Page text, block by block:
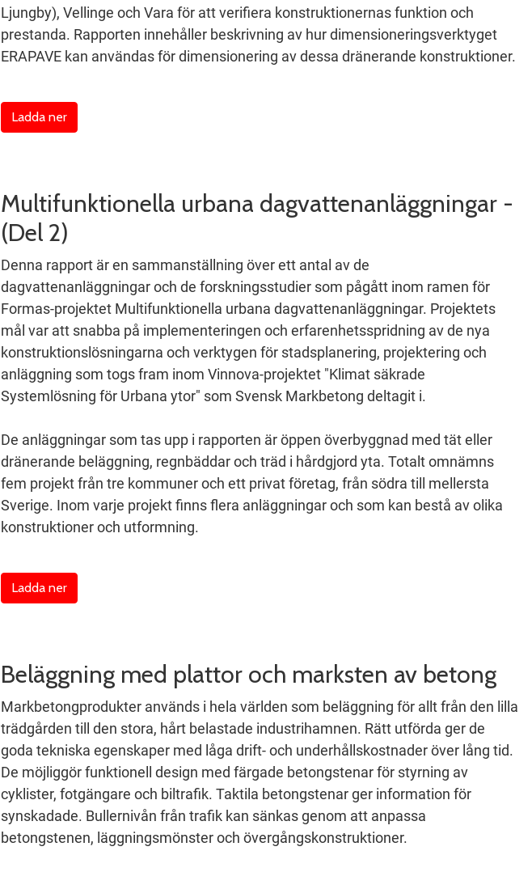
Ljungby), Vellinge och Vara för att verifiera konstruktionernas funktion och
prestanda. Rapporten innehåller beskrivning av hur dimensioneringsverktyget
ERAPAVE kan användas för dimensionering av dessa dränerande konstruktioner.
Ladda ner
Multifunktionella urbana dagvattenanläggningar -
(Del 2)
Denna rapport är en sammanställning över ett antal av de
dagvattenanläggningar och de forskningsstudier som pågått inom ramen för
Formas-projektet Multifunktionella urbana dagvattenanläggningar. Projektets
mål var att snabba på implementeringen och erfarenhetsspridning av de nya
konstruktionslösningarna och verktygen för stadsplanering, projektering och
anläggning som togs fram inom Vinnova-projektet "Klimat säkrade
Systemlösning för Urbana ytor" som Svensk Markbetong deltagit i.
De anläggningar som tas upp i rapporten är öppen överbyggnad med tät eller
dränerande beläggning, regnbäddar och träd i hårdgjord yta. Totalt omnämns
fem projekt från tre kommuner och ett privat företag, från södra till mellersta
Sverige. Inom varje projekt finns flera anläggningar och som kan bestå av olika
konstruktioner och utformning.
Ladda ner
Beläggning med plattor och marksten av betong
Markbetongprodukter används i hela världen som beläggning för allt från den lilla
trädgården till den stora, hårt belastade industrihamnen. Rätt utförda ger de
goda tekniska egenskaper med låga drift- och underhållskostnader över lång tid.
De möjliggör funktionell design med färgade betongstenar för styrning av
cyklister, fotgängare och biltrafik. Taktila betongstenar ger information för
synskadade. Bullernivån från trafik kan sänkas genom att anpassa
betongstenen, läggningsmönster och övergångskonstruktioner.